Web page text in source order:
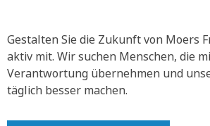
Gestalten Sie die Zukunft von Moers
aktiv mit. Wir suchen Menschen, die
Verantwortung übernehmen und
täglich besser machen.